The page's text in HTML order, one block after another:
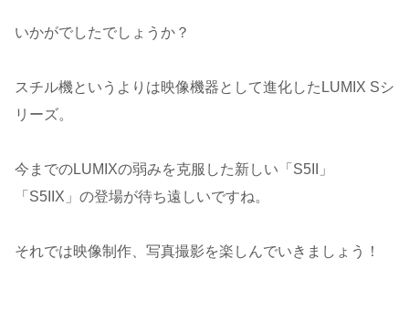
いかがでしたでしょうか？
スチル機というよりは映像機器として進化したLUMIX Sシ
リーズ。
今までのLUMIXの弱みを克服した新しい「S5II」
「S5IIX」の登場が待ち遠しいですね。
それでは映像制作、写真撮影を楽しんでいきましょう！